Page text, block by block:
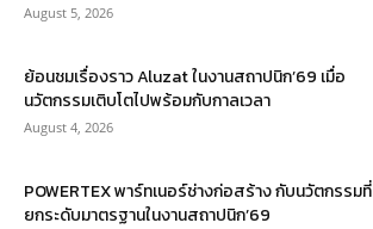
August 5, 2026
ย้อนชมเรื่องราว Aluzat ในงานสถาปนิก’69 เมื่อ
นวัตกรรมเติบโตไปพร้อมกับกาลเวลา
August 4, 2026
POWERTEX พาร์ทเนอร์ช่างก่อสร้าง กับนวัตกรรมที่
ยกระดับมาตรฐานในงานสถาปนิก’69